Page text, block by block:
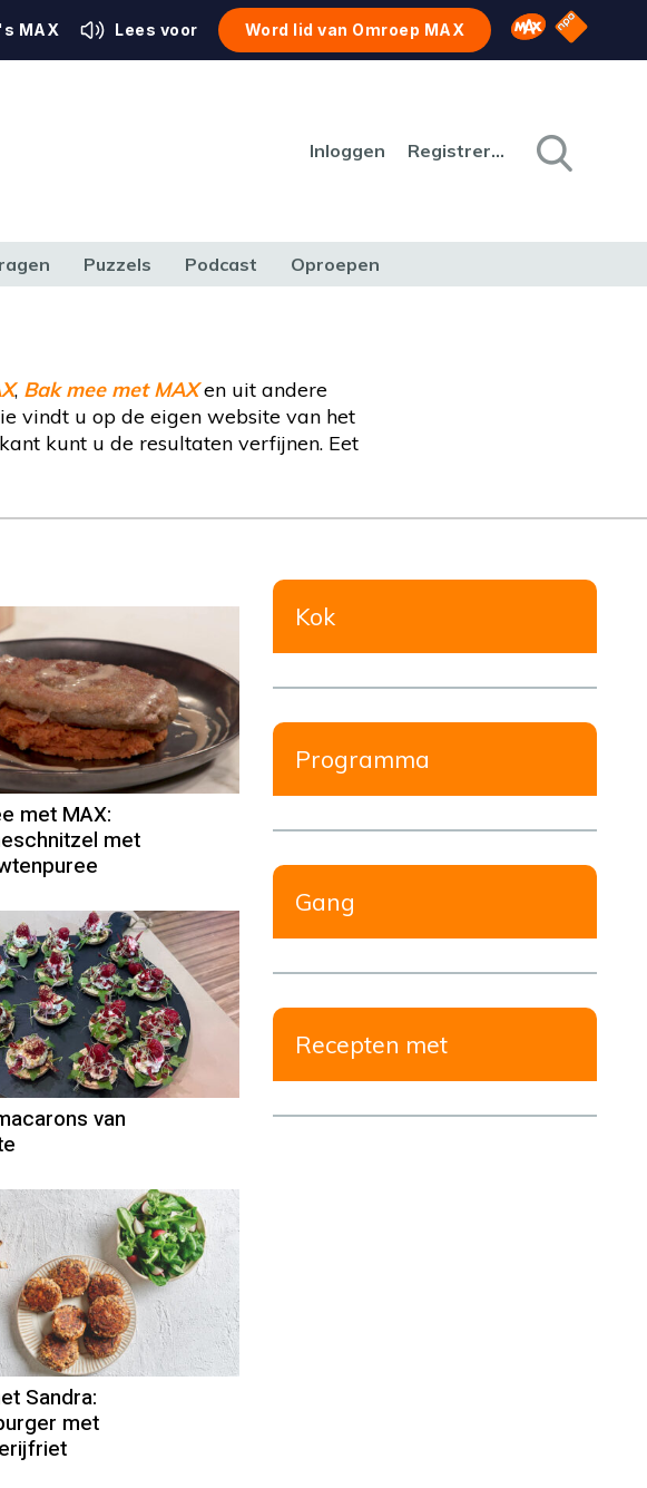
MAX Lees voor Word lid van Omroep MAX Omroep MAX
NPO
Inloggen Registreren
Puzzels Podcast Oproepen
, Bak mee met MAXen uit andere
vindt u op de eigen website van het
kunt u de resultaten verfijnen. Eet
met MAX:
met
van
Sandra:
met
Kok
Programma
Gang
Recepten met